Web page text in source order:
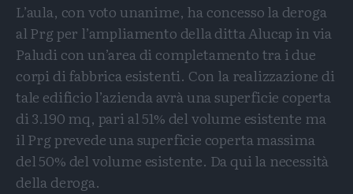
L’aula, con voto unanime, ha concesso la deroga
al Prg per l’ampliamento della ditta Alucap in via
Paludi con un’area di completamento tra i due
corpi di fabbrica esistenti. Con la realizzazione di
tale edificio l’azienda avrà una superficie coperta
di 3.190 mq, pari al 51% del volume esistente ma
il Prg prevede una superficie coperta massima
del 50% del volume esistente. Da qui la necessità
della deroga.